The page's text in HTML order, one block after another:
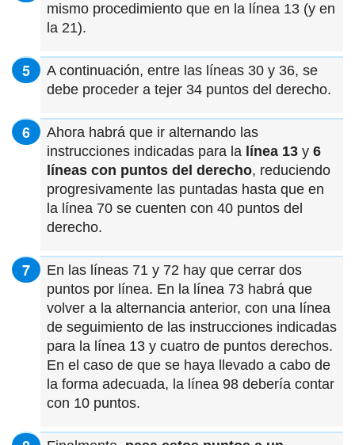
mismo procedimiento que en la línea 13 (y en
la 21).
A continuación, entre las líneas 30 y 36, se
debe proceder a tejer 34 puntos del derecho.
Ahora habrá que ir alternando las
instrucciones indicadas para la línea 13 y 6
líneas con puntos del derecho, reduciendo
progresivamente las puntadas hasta que en
la línea 70 se cuenten con 40 puntos del
derecho.
En las líneas 71 y 72 hay que cerrar dos
puntos por línea. En la línea 73 habrá que
volver a la alternancia anterior, con una línea
de seguimiento de las instrucciones indicadas
para la línea 13 y cuatro de puntos derechos.
En el caso de que se haya llevado a cabo de
la forma adecuada, la línea 98 debería contar
con 10 puntos.